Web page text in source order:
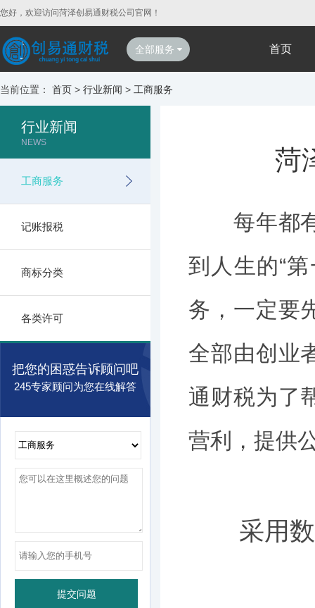
您好，欢迎访问菏泽创易通财税公司官网！
全部服务 首页
当前位置： 首页 > 行业新闻 > 工商服务
行业新闻
NEWS
工商服务
记账报税
商标分类
各类许可
把您的困惑告诉顾问吧
245专家顾问为您在线解答
菏
每年都有
到人生的“
务，一定要
全部由创业
通财税为了
营利，提供
采用数